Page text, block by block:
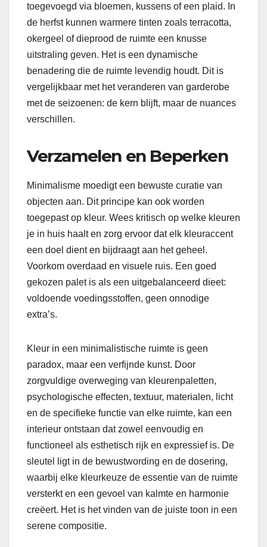
toegevoegd via bloemen, kussens of een plaid. In
de herfst kunnen warmere tinten zoals terracotta,
okergeel of dieprood de ruimte een knusse
uitstraling geven. Het is een dynamische
benadering die de ruimte levendig houdt. Dit is
vergelijkbaar met het veranderen van garderobe
met de seizoenen: de kern blijft, maar de nuances
verschillen.
Verzamelen en Beperken
Minimalisme moedigt een bewuste curatie van
objecten aan. Dit principe kan ook worden
toegepast op kleur. Wees kritisch op welke kleuren
je in huis haalt en zorg ervoor dat elk kleuraccent
een doel dient en bijdraagt aan het geheel.
Voorkom overdaad en visuele ruis. Een goed
gekozen palet is als een uitgebalanceerd dieet:
voldoende voedingsstoffen, geen onnodige
extra’s.
Kleur in een minimalistische ruimte is geen
paradox, maar een verfijnde kunst. Door
zorgvuldige overweging van kleurenpaletten,
psychologische effecten, textuur, materialen, licht
en de specifieke functie van elke ruimte, kan een
interieur ontstaan dat zowel eenvoudig en
functioneel als esthetisch rijk en expressief is. De
sleutel ligt in de bewustwording en de dosering,
waarbij elke kleurkeuze de essentie van de ruimte
versterkt en een gevoel van kalmte en harmonie
creëert. Het is het vinden van de juiste toon in een
serene compositie.